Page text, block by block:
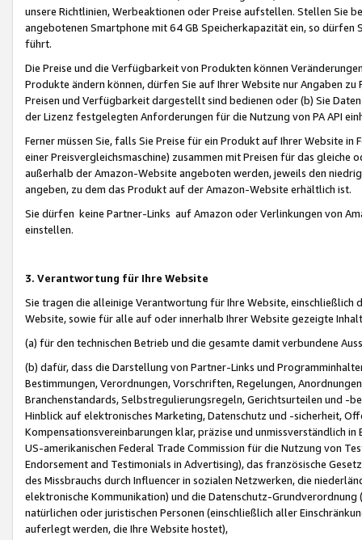
unsere Richtlinien, Werbeaktionen oder Preise aufstellen. Stellen Sie
angebotenen Smartphone mit 64 GB Speicherkapazität ein, so dürfen
führt.
Die Preise und die Verfügbarkeit von Produkten können
Produkte ändern können, dürfen Sie auf Ihrer Website nur Angaben
Preisen und Verfügbarkeit dargestellt sind bedienen oder (b) Sie
der Lizenz festgelegten Anforderungen für die Nutzung von PA API
Ferner müssen Sie, falls Sie Preise für ein Produkt auf Ihrer Website
einer Preisvergleichsmaschine) zusammen mit Preisen für das
außerhalb der Amazon-Website angeboten werden, jeweils den
angeben, zu dem das Produkt auf der Amazon-Website erhältlich ist.
Sie dürfen keine Partner-Links auf Amazon oder Verlinkungen von
einstellen.
3. Verantwortung für Ihre Website
Sie tragen die alleinige Verantwortung für Ihre Website,
Website, sowie für alle auf oder innerhalb Ihrer Website gezeigte
(a) für den technischen Betrieb und die gesamte damit verbundene
(b) dafür, dass die Darstellung von Partner-Links und
Bestimmungen, Verordnungen, Vorschriften, Regelungen,
Branchenstandards, Selbstregulierungsregeln, Gerichtsurteilen und -
Hinblick auf elektronisches Marketing, Datenschutz und -sicherheit,
Kompensationsvereinbarungen klar, präzise und unmissverständlich
US-amerikanischen Federal Trade Commission für die Nutzung von
Endorsement and Testimonials in Advertising), das französische
des Missbrauchs durch Influencer in sozialen Netzwerken, die
elektronische Kommunikation) und die Datenschutz-
natürlichen oder juristischen Personen (einschließlich aller
auferlegt werden, die Ihre Website hostet),